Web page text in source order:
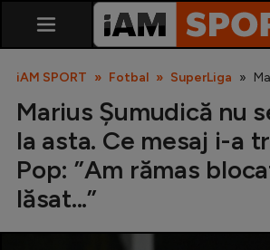
SuperLiga
iAM SPORT Fotbal SuperLiga
Marius Șumudică nu
la asta. Ce mesaj i-a
Pop: ”Am rămas
lăsat...”